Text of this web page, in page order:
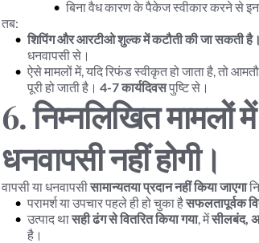
बिना वैध कारण के पैकेज स्वीकार करने से
तब:
शिपिंग और आरटीओ शुल्क में कटौती की जा सकती है।
धनवापसी से।
ऐसे मामलों में, यदि रिफंड स्वीकृत हो जाता है, तो
पूरी हो जाती है। 4-7 कार्यदिवस पुष्टि से।
6. निम्नलिखित मामलों
धनवापसी नहीं होगी।
वापसी या धनवापसी सामान्यतया प्रदान नहीं किया जाएगा
परामर्श या उपचार पहले ही हो चुका है सफलतापूर्वक
उत्पाद था सही ढंग से वितरित किया गया, में सीलबंद,
है।